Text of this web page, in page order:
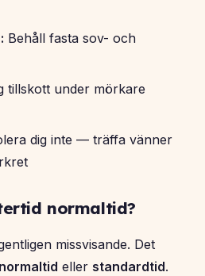
Behåll fasta sov- och
tillskott under mörkare
dig inte — träffa vänner
normaltid?
missvisande. Det
normaltid eller standardtid.